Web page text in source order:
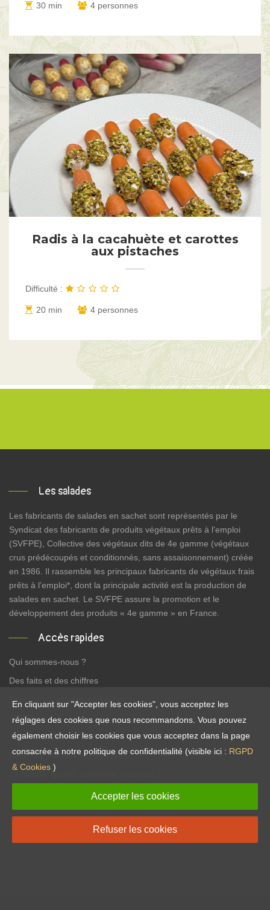
30 min 4 personnes
Radis à la cacahuète et carottes
aux pistaches
Difficulté :
20 min 4 personnes
Les salades
Les fabricants de salades en sachet sont représentés par le
Syndicat des fabricants de produits végétaux prêts à l’emploi
(SVFPE), Collective des végétaux dits de 4e gamme (végétaux
crus prédécoupés et conditionnés, sans assaisonnement) créée
en 1986. Il rassemble les principaux fabricants de végétaux frais
prêts à l’emploi*, dont la principale activité est la production de
salades en sachet. Le SVFPE assure la promotion et le
développement des produits « 4e gamme » en France.
Accès rapides
Qui sommes-nous ?
Des faits et des chiffres
Tout sur les salades en sachet !
RGPD
Nutrition et Santé
Recettes vite-faites, bien-faites !
La salade, quand, comment, pourquoi ?
Réseaux sociaux
En cliquant sur "Accepter les cookies", vous acceptez les
réglages des cookies que nous recommandons. Vous pouvez
également choisir les cookies que vous acceptez dans la page
consacrée à notre politique de confidentialité (visible ici : RGPD
& Cookies )
Accepter les cookies
Refuser les cookies